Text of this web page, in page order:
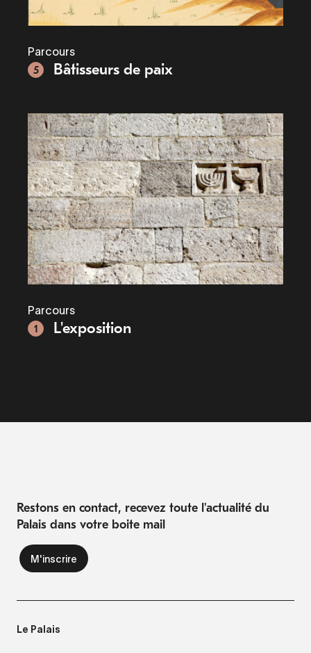
Parcours
5
Bâtisseurs de paix
Parcours
1
L'exposition
Restons en contact, recevez toute l'actualité du
Palais dans votre boite mail
Le Palais